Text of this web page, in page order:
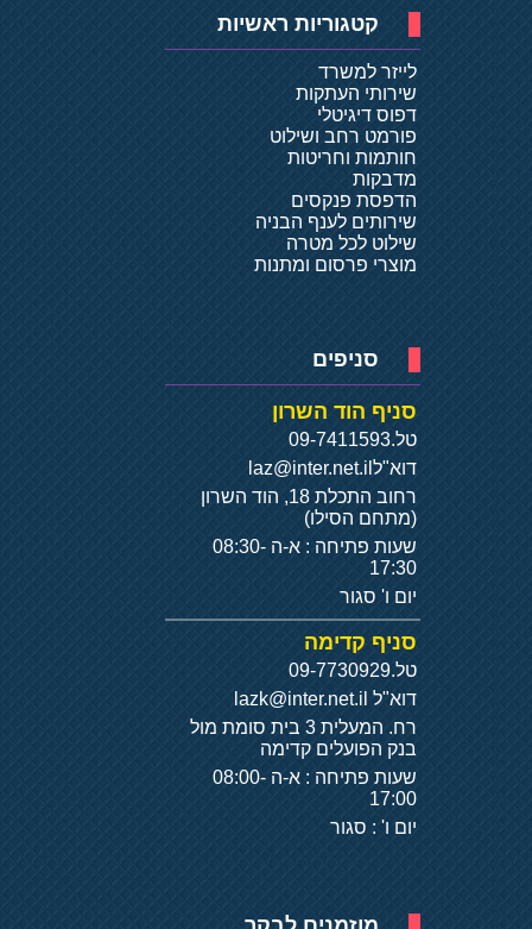
קטגוריות ראשיות
לייזר למשרד
שירותי העתקות
דפוס דיגיטלי
פורמט רחב ושילוט
חותמות וחריטות
מדבקות
הדפסת פנקסים
שירותים לענף הבניה
שילוט לכל מטרה
מוצרי פרסום ומתנות
סניפים
סניף הוד השרון
טל.09-7411593
דוא"ל laz@inter.net.il
רחוב התכלת 18, הוד השרון
(מתחם הסילו)
שעות פתיחה : א-ה 08:30-
17:30
יום ו' סגור
סניף קדימה
טל.09-7730929
דוא"ל
רח. המעלית 3 בית סומת מול
בנק הפועלים קדימה
שעות פתיחה : א-ה 08:00-
17:00
יום ו' : סגור